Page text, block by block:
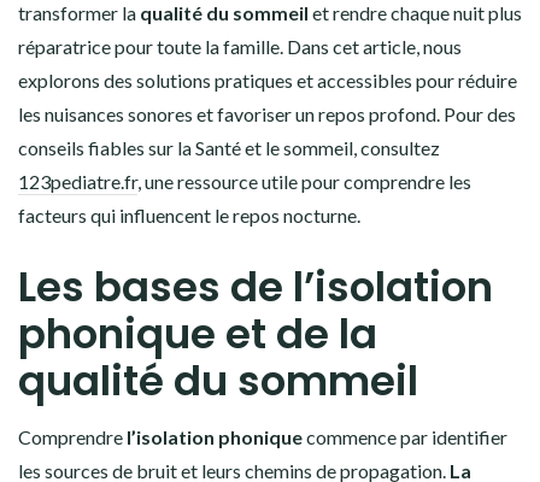
transformer la qualité du sommeil et rendre chaque nuit plus
réparatrice pour toute la famille. Dans cet article, nous
explorons des solutions pratiques et accessibles pour réduire
les nuisances sonores et favoriser un repos profond. Pour des
conseils fiables sur la Santé et le sommeil, consultez
123pediatre.fr, une ressource utile pour comprendre les
facteurs qui influencent le repos nocturne.
Les bases de l’isolation
phonique et de la
qualité du sommeil
Comprendre l’isolation phoniquecommence par identifier
les sources de bruit et leurs chemins de propagation. La